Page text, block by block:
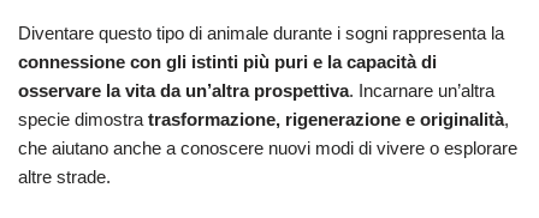
Diventare questo tipo di animale durante i sogni rappresenta la
connessione con gli istinti più puri e la capacità di
osservare la vita da un’altra prospettiva. Incarnare un’altra
specie dimostra trasformazione, rigenerazione e originalità,
che aiutano anche a conoscere nuovi modi di vivere o esplorare
altre strade.